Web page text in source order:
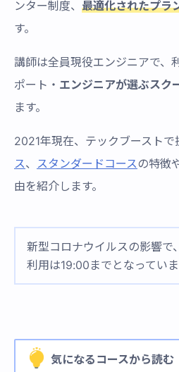
ンター制度、 最適化されたプラ
す。
講師は全員現役エンジニアで、
ポート・ エンジニアが選ぶスク
ます。
2021年現在、テックブーストで
ス、 スタンダードコースの特徴
由を紹介します。
新型コロナウイルスの影響で
利用は19:00までとなっていま
気になるコースから読む